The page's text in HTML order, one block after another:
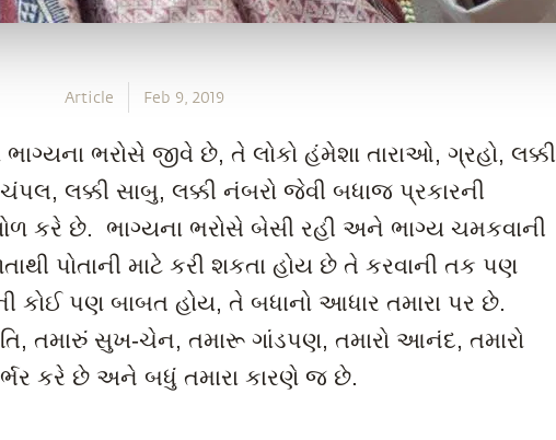
Article Feb 9, 2019
ભાગ્યના ભરોસે જીવે છે, તે લોકો હંમેશા તારાઓ, ગ્રહો, લક્કી
લક્કી સાબુ, લક્કી નંબરો જેવી બધાજ પ્રકારની
કરે છે. ભાગ્યના ભરોસે બેસી રહી અને ભાગ્ય ચમકવાની
પોતાની માટે કરી શકતા હોય છે તે કરવાની તક પણ
કોઈ પણ બાબત હોય, તે બધાનો આધાર તમારા પર છે.
, તમારું સુખ-ચેન, તમારૂ ગાંડપણ, તમારો આનંદ, તમારો
કરે છે અને બધું તમારા કારણે જ છે.